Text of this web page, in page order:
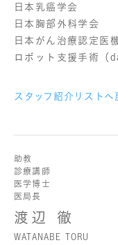
日本乳癌学会
日本胸部外科学会
日本がん治療認定医
ロボット支援手術（
スタッフ紹介リストへ
助教
診療講師
医学博士
医局長
渡辺 徹
WATANABE TORU